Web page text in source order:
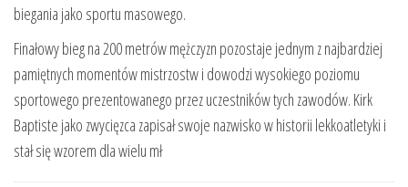
biegania jako sportu masowego.
Finałowy bieg na 200 metrów mężczyzn pozostaje jednym z najbardziej
pamiętnych momentów mistrzostw i dowodzi wysokiego poziomu
sportowego prezentowanego przez uczestników tych zawodów. Kirk
Baptiste jako zwycięzca zapisał swoje nazwisko w historii lekkoatletyki i
stał się wzorem dla wielu mł